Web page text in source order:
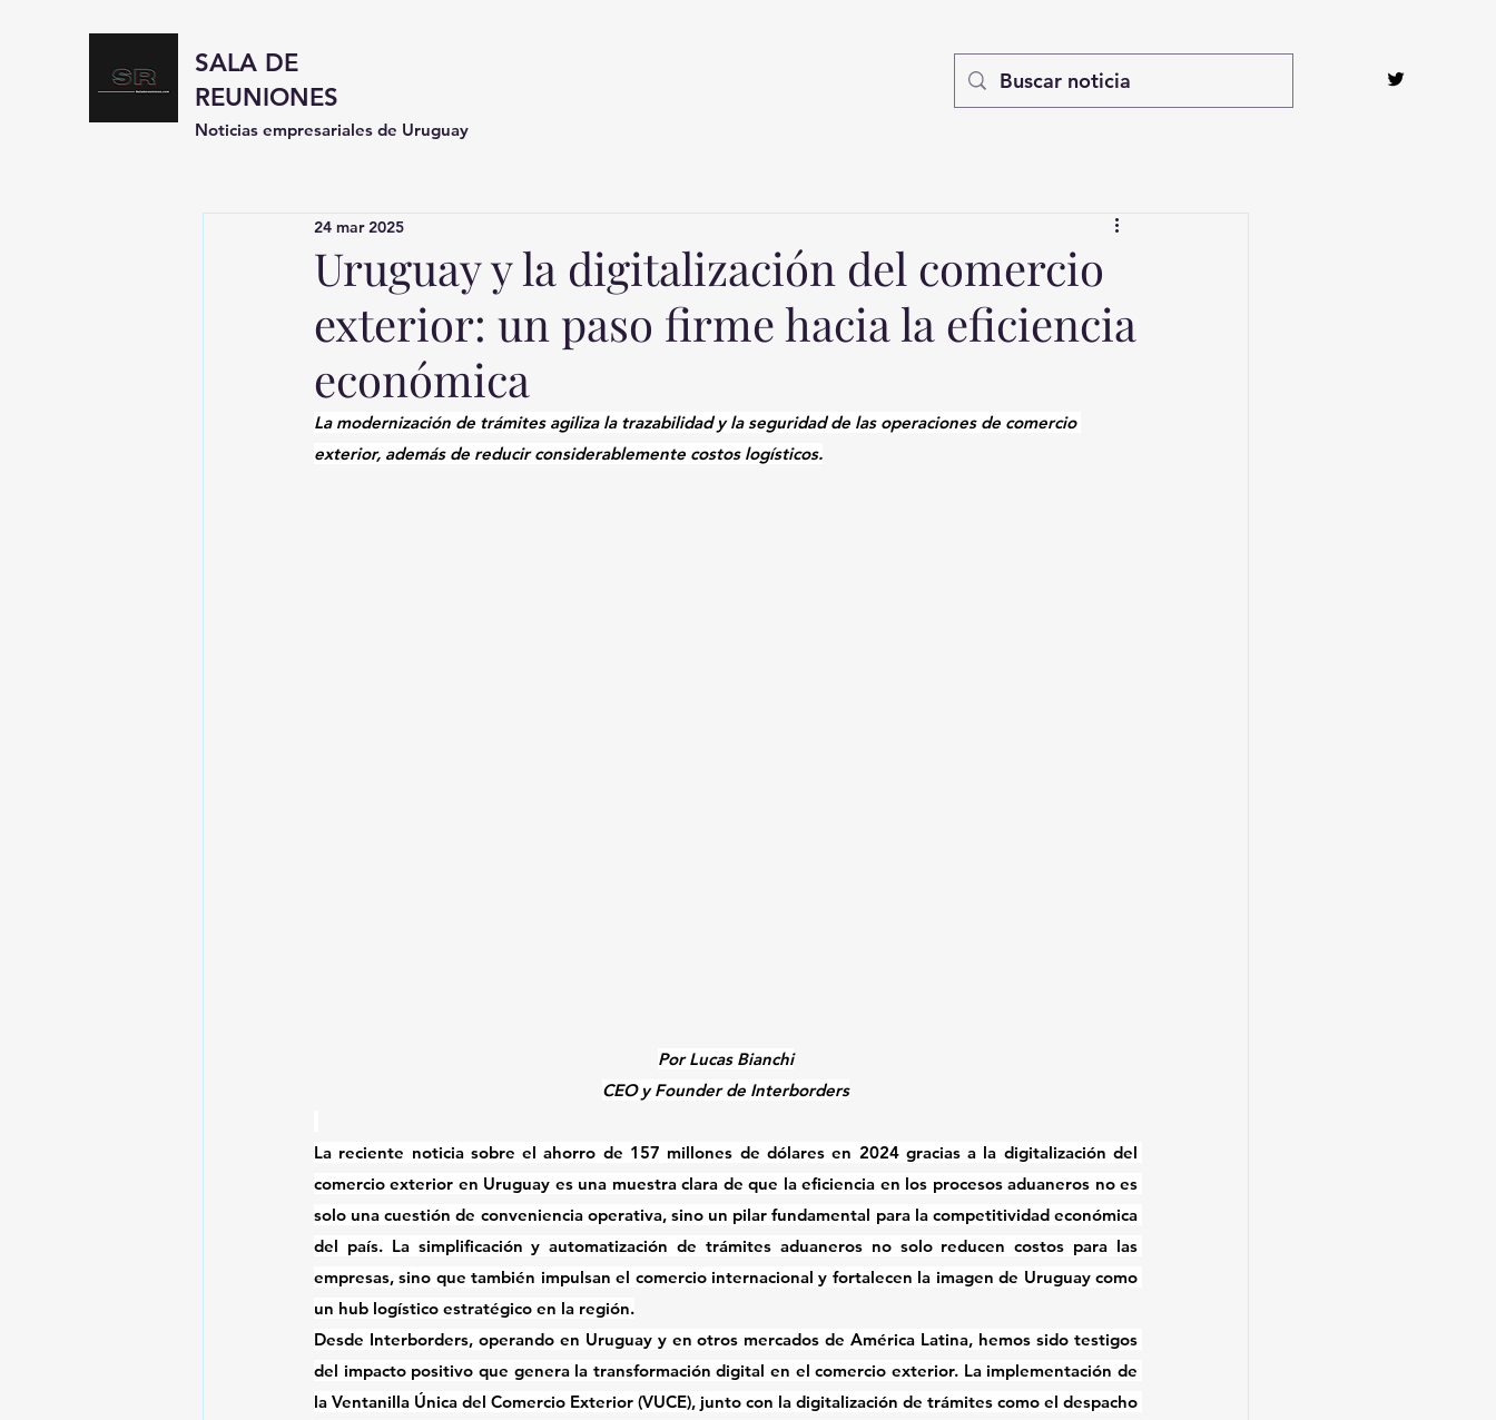
SALA DE
REUNIONES
Noticias empresariales de Uruguay
Uruguay y la digitalización del comercio
exterior: un paso firme hacia la eficiencia
económica
24 mar 2025
La modernización de trámites agiliza la trazabilidad y la seguridad de las operaciones de comercio
exterior, además de reducir considerablemente costos logísticos.
Por Lucas Bianchi
CEO y Founder de Interborders
La reciente noticia sobre el ahorro de 157 millones de dólares en 2024 gracias a la digitalización del
comercio exterior en Uruguay es una muestra clara de que la eficiencia en los procesos aduaneros no es
solo una cuestión de conveniencia operativa, sino un pilar fundamental para la competitividad económica
del país. La simplificación y automatización de trámites aduaneros no solo reducen costos para las
empresas, sino que también impulsan el comercio internacional y fortalecen la imagen de Uruguay como
un hub logístico estratégico en la región.
Desde Interborders, operando en Uruguay y en otros mercados de América Latina, hemos sido testigos
la Ventanilla Única del Comercio Exterior (VUCE), junto con la digitalización de trámites como el despacho